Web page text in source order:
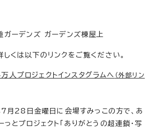
ガーデンズ ガーデンズ棟屋上
しくは以下のリンクをご覧ください。
人プロジェクトインスタグラムへ （外部リン
7月28日金曜日に会場すみっこの方で、あ
っとプロジェクト「ありがとうの超連鎖・写